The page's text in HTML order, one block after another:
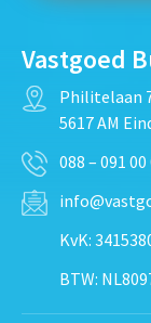
Vastgoed
Philitelaan
5617 AM
088 – 091 00
KvK:
BTW: